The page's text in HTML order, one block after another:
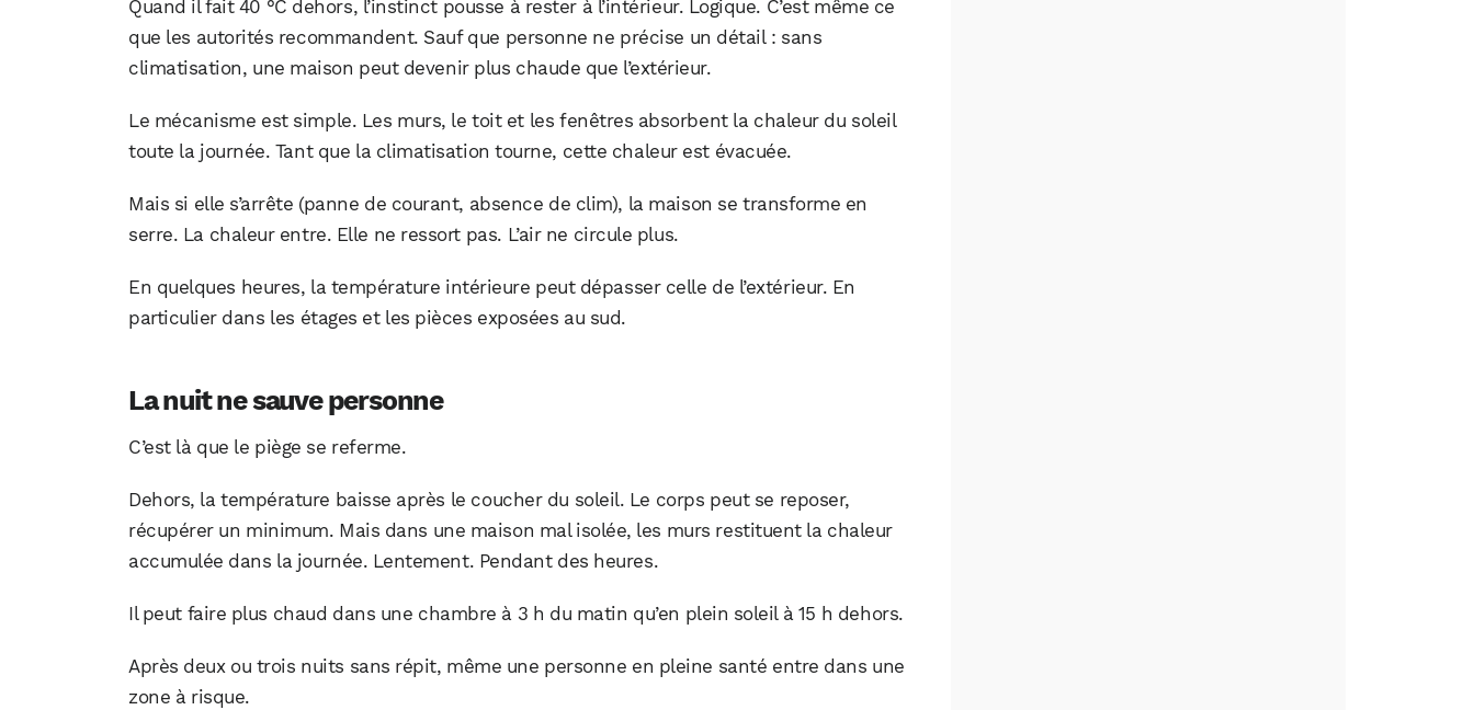
Quand il fait 40 °C dehors, l’instinct pousse à rester à l’intérieur. Logique. C’est même ce
que les autorités recommandent. Sauf que personne ne précise un détail : sans
climatisation, une maison peut devenir plus chaude que l’extérieur.
Le mécanisme est simple. Les murs, le toit et les fenêtres absorbent la chaleur du soleil
toute la journée. Tant que la climatisation tourne, cette chaleur est évacuée.
Mais si elle s’arrête (panne de courant, absence de clim), la maison se transforme en
serre. La chaleur entre. Elle ne ressort pas. L’air ne circule plus.
En quelques heures, la température intérieure peut dépasser celle de l’extérieur. En
particulier dans les étages et les pièces exposées au sud.
La nuit ne sauve personne
C’est là que le piège se referme.
Dehors, la température baisse après le coucher du soleil. Le corps peut se reposer,
récupérer un minimum. Mais dans une maison mal isolée, les murs restituent la chaleur
accumulée dans la journée. Lentement. Pendant des heures.
Il peut faire plus chaud dans une chambre à 3 h du matin qu’en plein soleil à 15 h dehors.
Après deux ou trois nuits sans répit, même une personne en pleine santé entre dans une
zone à risque.
WhatsApp Telegram Email
Facebook X LinkedIn